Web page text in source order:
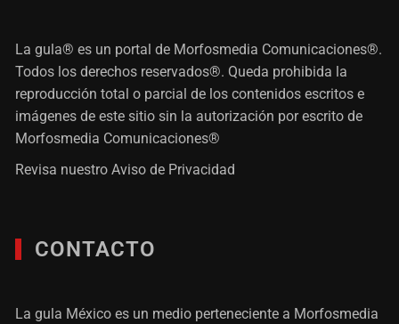
La gula® es un portal de Morfosmedia Comunicaciones®.
Todos los derechos reservados®. Queda prohibida la
reproducción total o parcial de los contenidos escritos e
imágenes de este sitio sin la autorización por escrito de
Morfosmedia Comunicaciones®
Revisa nuestroAviso de Privacidad
CONTACTO
La gula México es un medio perteneciente a Morfosmedia